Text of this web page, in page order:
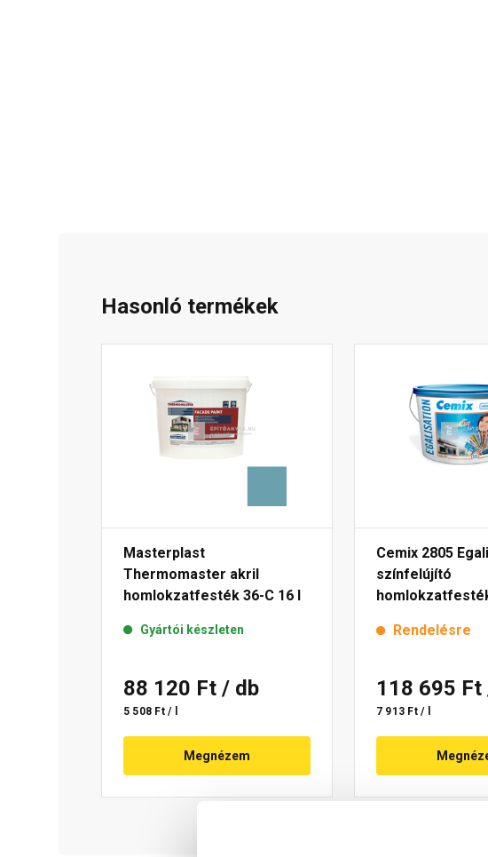
Hasonló termékek
Masterplast
Thermomaster akril
homlokzatfesték 36-C 16 l
Gyártói készleten
88 120 Ft / db
5 508 Ft / l
Megnézem
Cemix 2805
színfelújító
Rendelésre
118 695 Ft
7 913 Ft / l